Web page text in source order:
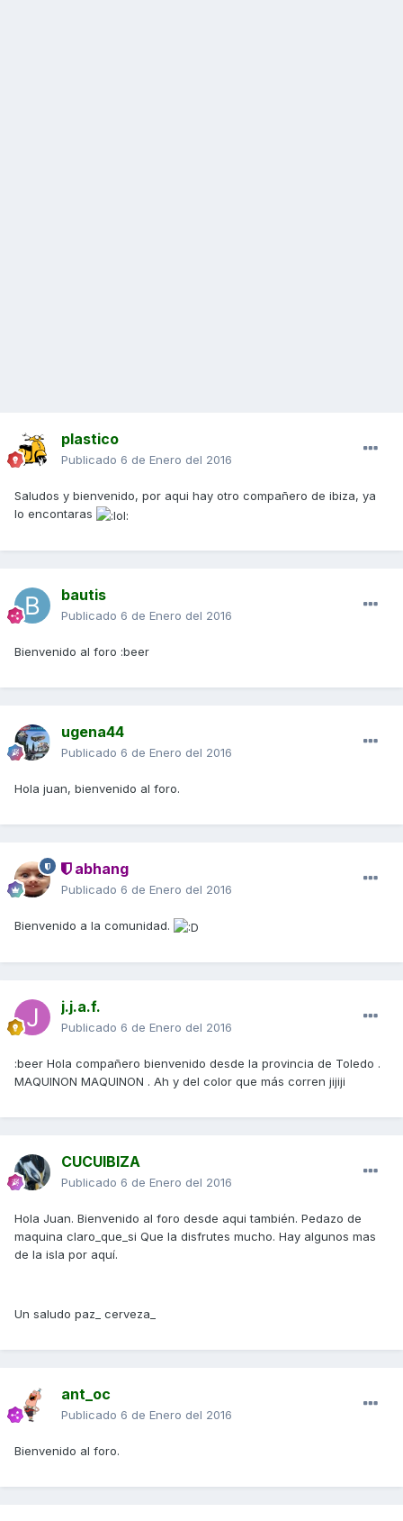
plastico
Publicado 6 de Enero del 2016
Saludos y bienvenido, por aqui hay otro compañero de ibiza, ya
lo encontaras
bautis
Publicado 6 de Enero del 2016
Bienvenido al foro :beer
ugena44
Publicado 6 de Enero del 2016
Hola juan, bienvenido al foro.
abhang
Publicado 6 de Enero del 2016
Bienvenido a la comunidad.
j.j.a.f.
Publicado 6 de Enero del 2016
:beer Hola compañero bienvenido desde la provincia de Toledo .
MAQUINON MAQUINON . Ah y del color que más corren jijiji
CUCUIBIZA
Publicado 6 de Enero del 2016
Hola Juan. Bienvenido al foro desde aqui también. Pedazo de
maquina claro_que_si Que la disfrutes mucho. Hay algunos mas
de la isla por aquí.
Un saludo paz_ cerveza_
ant_oc
Publicado 6 de Enero del 2016
Bienvenido al foro.